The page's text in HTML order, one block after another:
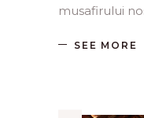
musafirului
SEE MORE